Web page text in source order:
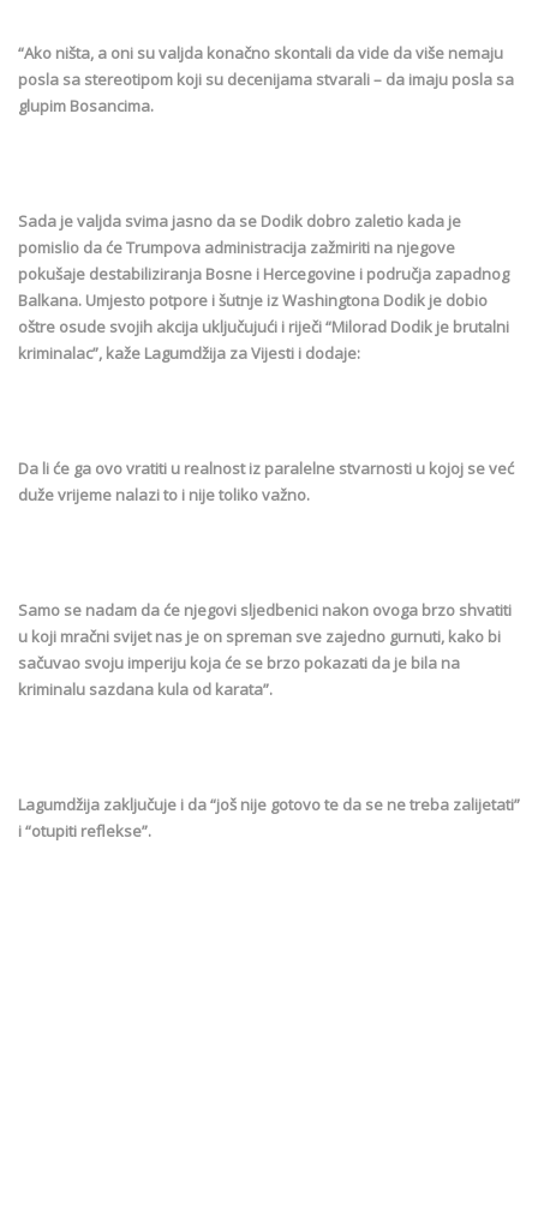
“Ako ništa, a oni su valjda konačno skontali da vide da više nemaju
posla sa stereotipom koji su decenijama stvarali – da imaju posla sa
glupim Bosancima.
Sada je valjda svima jasno da se Dodik dobro zaletio kada je
pomislio da će Trumpova administracija zažmiriti na njegove
pokušaje destabiliziranja Bosne i Hercegovine i područja zapadnog
Balkana. Umjesto potpore i šutnje iz Washingtona Dodik je dobio
oštre osude svojih akcija uključujući i riječi “Milorad Dodik je brutalni
kriminalac”, kaže Lagumdžija za Vijesti i dodaje:
Da li će ga ovo vratiti u realnost iz paralelne stvarnosti u kojoj se već
duže vrijeme nalazi to i nije toliko važno.
Samo se nadam da će njegovi sljedbenici nakon ovoga brzo shvatiti
u koji mračni svijet nas je on spreman sve zajedno gurnuti, kako bi
sačuvao svoju imperiju koja će se brzo pokazati da je bila na
kriminalu sazdana kula od karata”.
Lagumdžija zaključuje i da “još nije gotovo te da se ne treba zalijetati”
i “otupiti reflekse”.